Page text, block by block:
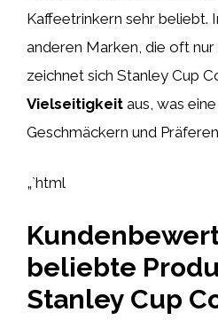
Kaffeetrinkern sehr beliebt.
anderen Marken, die oft nur
zeichnet sich Stanley Cup
Vielseitigkeit aus, was
Geschmäckern und
„`html
beliebte
Stanley Cup